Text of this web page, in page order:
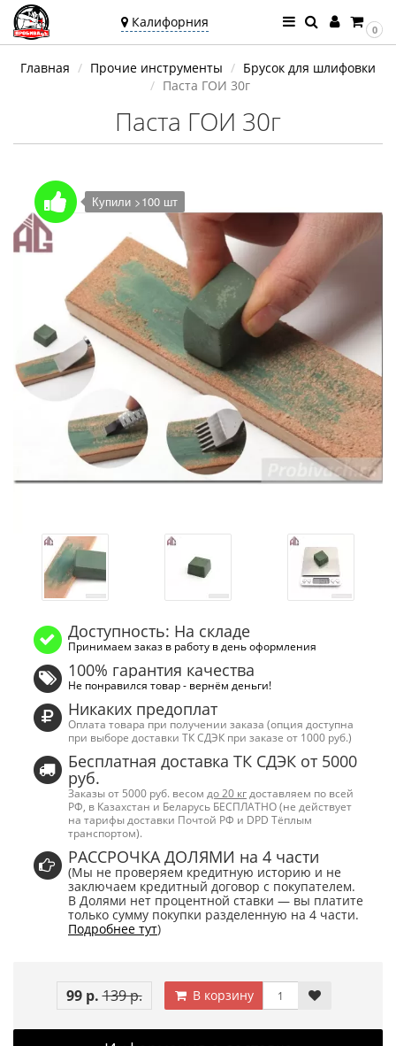
Калифорния
Калифорния
Угадали?
0
Главная Прочие инструменты
Брусок для шлифовки
Паста ГОИ 30г
Паста ГОИ 30г
Купили >100 шт
Доступность: На складе
Принимаем заказ в работу в день оформления
100% гарантия качества
Не понравился товар - вернём деньги!
Никаких предоплат
Оплата товара при получении заказа (опция доступна
при выборе доставки ТК СДЭК при заказе от 1000 руб.)
Бесплатная доставка ТК СДЭК от 5000
руб.
Заказы от 5000 руб. весом до 20 кг доставляем по всей
РФ, в Казахстан и Беларусь БЕСПЛАТНО (не действует
на тарифы доставки Почтой РФ и DPD Тёплым
транспортом).
РАССРОЧКА ДОЛЯМИ на 4 части
(Мы не проверяем кредитную историю и не
заключаем кредитный договор с покупателем.
В Долями нет процентной ставки — вы платите
только сумму покупки разделенную на 4 части.
Подробнее тут)
99 р. 139 р. В корзину